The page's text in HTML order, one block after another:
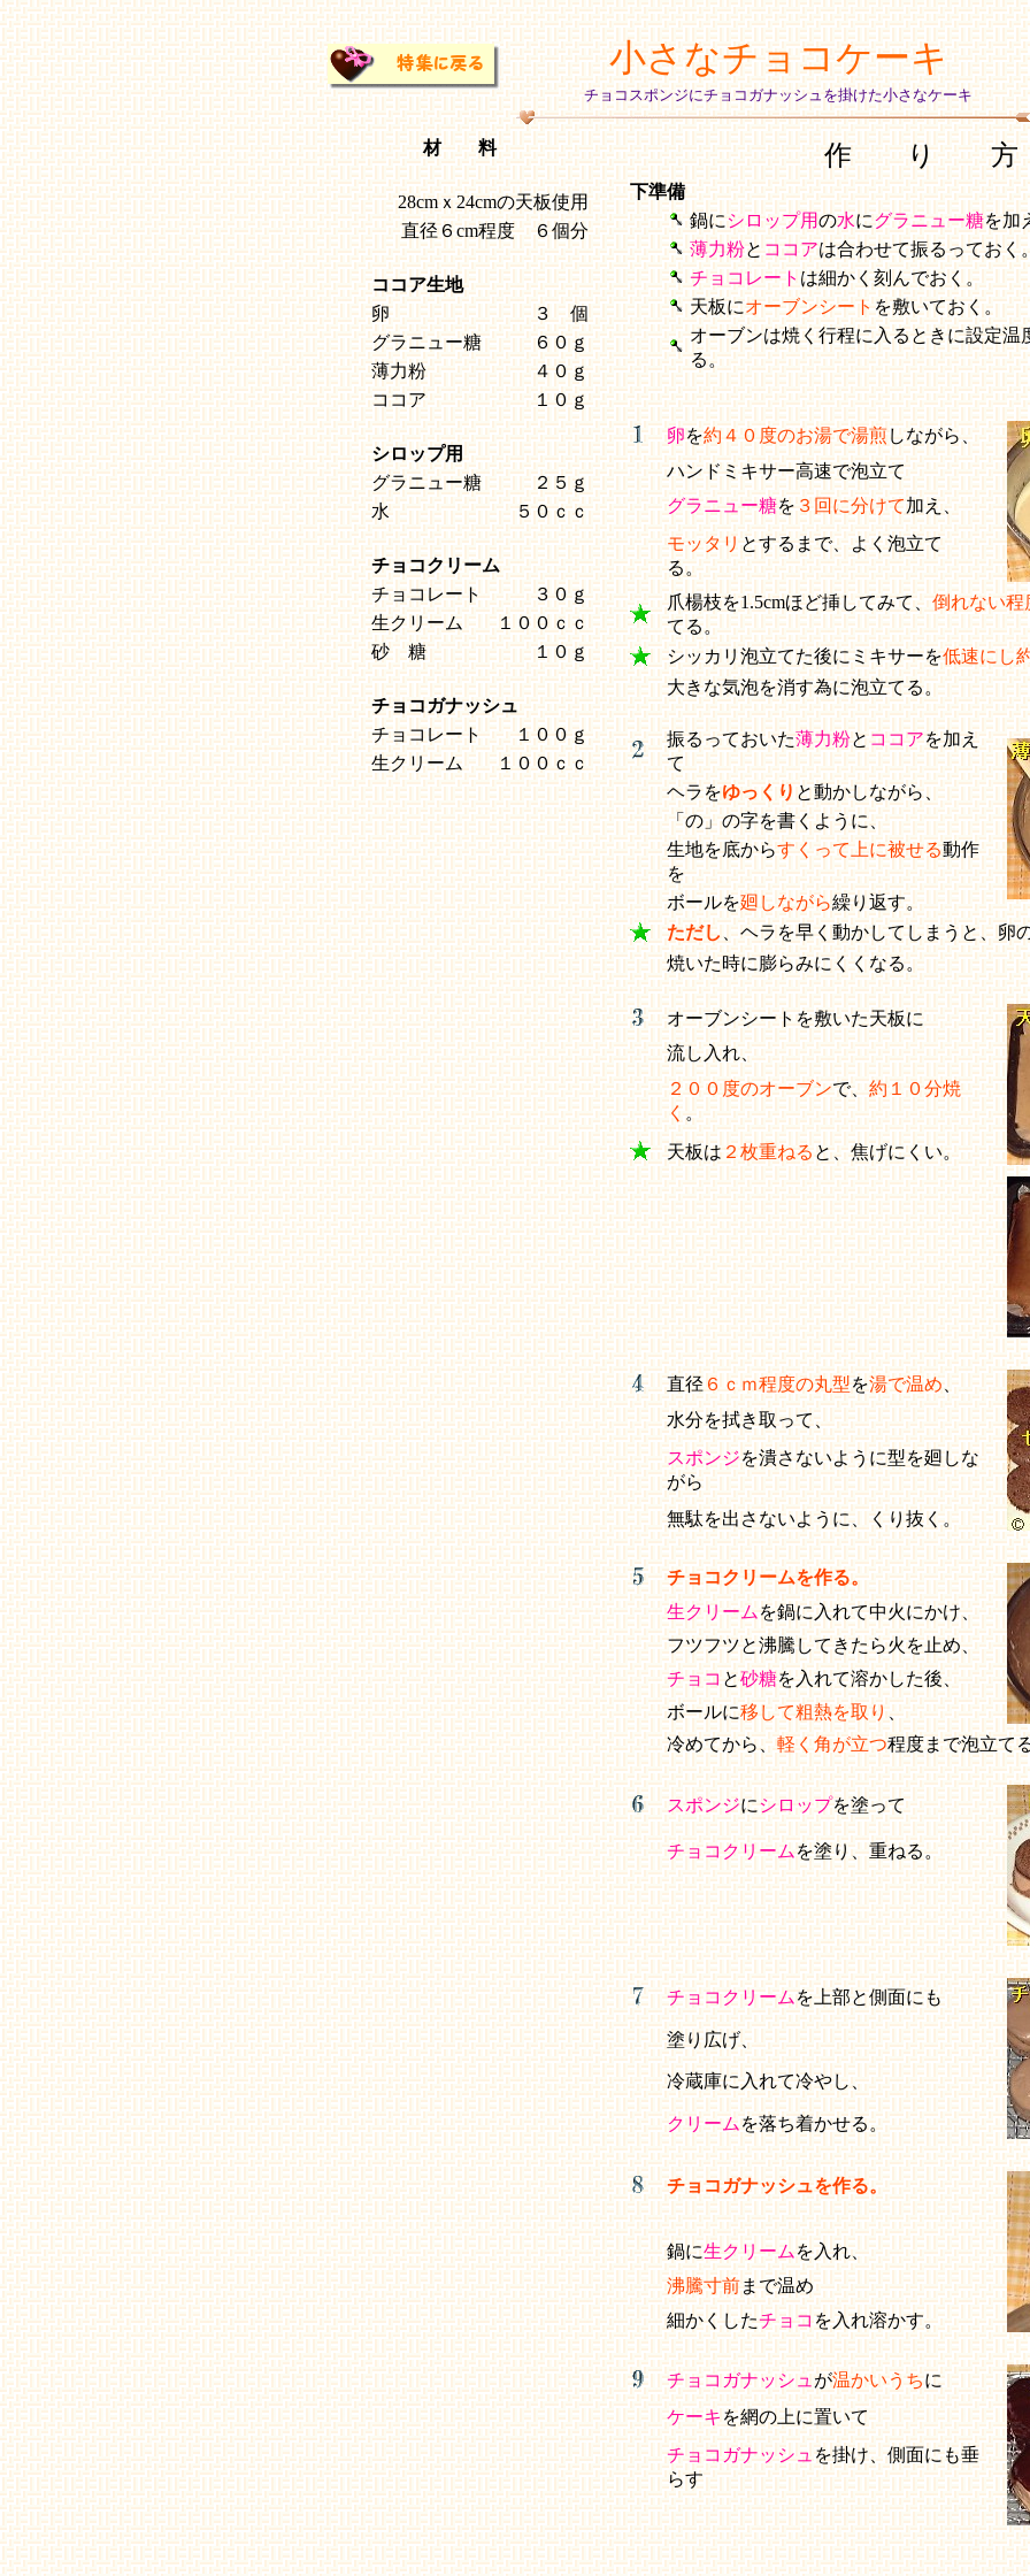
小さなチョコケーキ
チョコスポンジにチョコガナッシュを掛けた小さなケーキ
材 料
28cmｘ24cmの天板使用
直径６cm程度 ６個分
ココア生地
卵
３ 個
グラニュー糖
６０ｇ
薄力粉
４０ｇ
ココア
１０ｇ
シロップ用
グラニュー糖
２５ｇ
水
５０ｃｃ
チョコクリーム
チョコレート
３０ｇ
生クリーム
１００ｃｃ
砂 糖
１０ｇ
チョコガナッシュ
チョコレート
１００ｇ
生クリーム
１００ｃｃ
作 り 方
下準備
鍋にシロップ用の水にグラニュー糖を加
薄力粉とココアは合わせて振るっておく
チョコレート は細かく刻んでおく。
天板にオーブンシートを敷いておく。
オーブンは焼く行程に入るときに設定温
る。
卵を約４０度のお湯で湯煎しながら、
ハンドミキサー高速で泡立て
グラニュー糖を３回に分けて加え、
モッタリとするまで、よく泡立て
る。
爪楊枝を1.5cmほど挿してみて、倒れない程
てる。
シッカリ泡立てた後にミキサーを低速にし
大きな気泡を消す為に泡立てる。
振るっておいた薄力粉とココアを加え
て
ヘラをゆっくりと動かしながら、
「の」の字を書くように、
生地を底からすくって上に被せる動作
を
ボールを廻しながら繰り返す。
ただし 、ヘラを早く動かしてしまうと、卵
焼いた時に膨らみにくくなる。
オーブンシートを敷いた天板に
流し入れ、
２００度のオーブンで、約１０分焼
く。
天板は２枚重ねると、焦げにくい。
直径６ｃｍ程度の丸型を湯で温め、
水分を拭き取って、
スポンジを潰さないように型を廻しな
がら
無駄を出さないように、くり抜く。
チョコクリームを作る。
生クリームを鍋に入れて中火にかけ、
フツフツと沸騰してきたら火を止め、
チョコと砂糖を入れて溶かした後、
ボールに移して粗熱を取り、
冷めてから、軽く角が立つ程度まで泡立て
スポンジにシロップを塗って
チョコクリームを塗り、重ねる。
チョコクリームを上部と側面にも
塗り広げ、
冷蔵庫に入れて冷やし、
クリームを落ち着かせる。
チョコガナッシュを作る。
鍋に生クリームを入れ、
沸騰寸前まで温め
細かくしたチョコを入れ溶かす。
チョコガナッシュが温かいうちに
ケーキ を網の上に置いて
チョコガナッシュ を掛け、側面にも垂
らす